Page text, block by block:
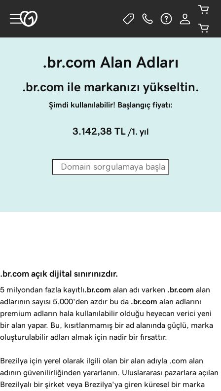
.br.com Alan Adları
.br.com ile markanızı yükseltin.
Şimdi kullanılabilir! Başlangıç fiyatı:
3.142,38 TL /1. yıl
.br.com açık dijital sınırınızdır.
5 milyondan fazla kayıtlı.br.com alan adı varken .br.com alan
adlarının sayısı 5.000'den azdır bu da .br.com alan adlarını
premium adların hala kullanılabilir olduğu heyecan verici yeni
bir alan yapar. Bu, kısıtlanmamış bir ad alanında güçlü, marka
oluşturulabilir adları almak için nadir bir fırsattır.
Brezilya için yerel olarak ilgili olan bir alan adıyla .com alan
adının güvenilirliğinden yararlanın. Uluslararası pazarlara açılan
Brezilyalı bir şirket veya Brezilya'ya giren küresel bir marka